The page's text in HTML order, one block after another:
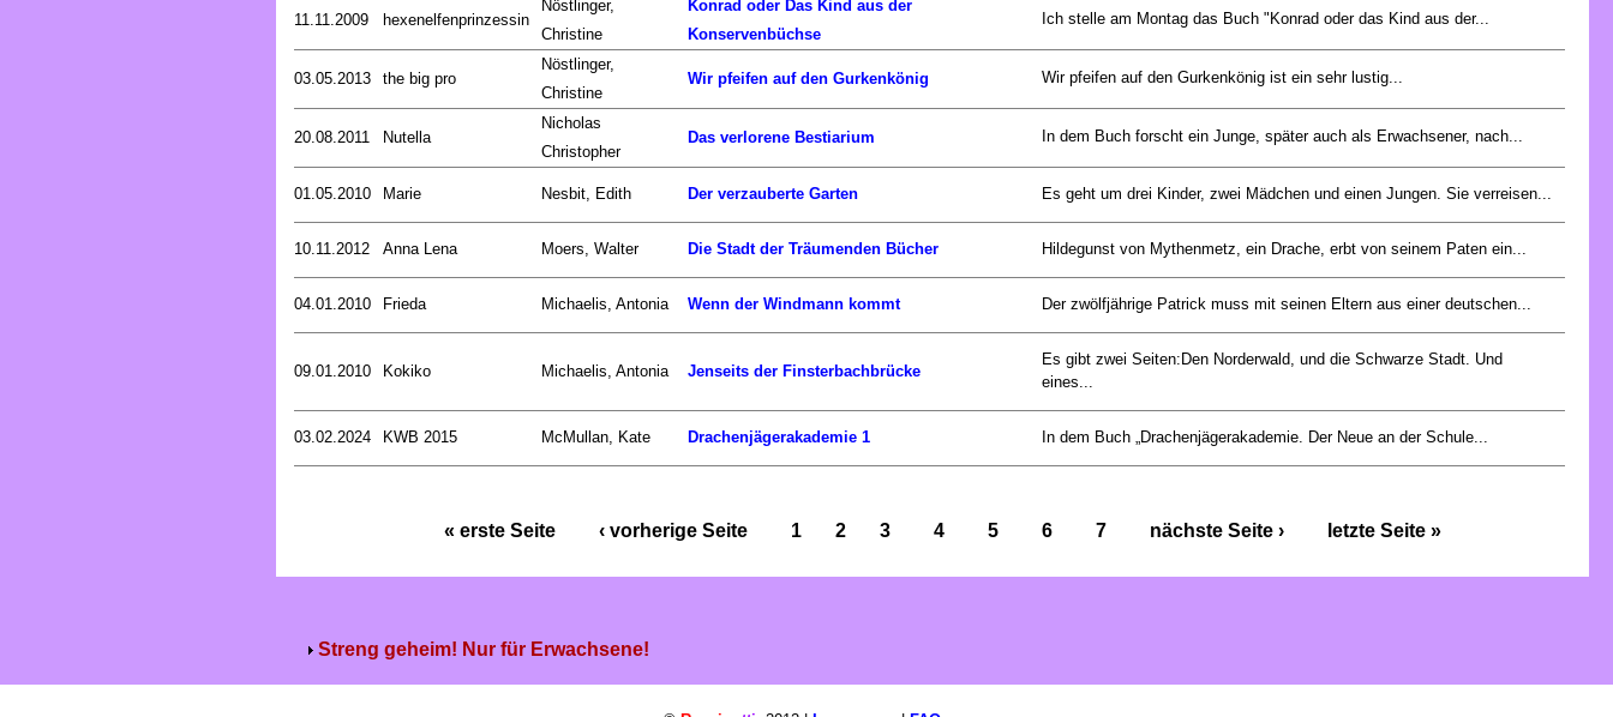
11.11.2009 hexenelfenprinzessin
Nöstlinger,
Christine
Konrad oder Das Kind aus der
Konservenbüchse
Ich stelle am Montag das Buch "Konrad oder das Kind aus der...
03.05.2013 the big pro
Nöstlinger,
Christine
Wir pfeifen auf den Gurkenkönig Wir pfeifen auf den Gurkenkönig ist ein sehr lustig...
20.08.2011 Nutella
Nicholas
Christopher
Das verlorene Bestiarium In dem Buch forscht ein Junge, später auch als Erwachsener, nach...
01.05.2010 Marie Nesbit, Edith Der verzauberte Garten Es geht um drei Kinder, zwei Mädchen und einen Jungen. Sie verreisen...
10.11.2012 Anna Lena Moers, Walter Die Stadt der Träumenden Bücher Hildegunst von Mythenmetz, ein Drache, erbt von seinem Paten ein...
04.01.2010 Frieda Michaelis, Antonia Wenn der Windmann kommt Der zwölfjährige Patrick muss mit seinen Eltern aus einer deutschen...
09.01.2010 Kokiko Michaelis, Antonia Jenseits der Finsterbachbrücke
Es gibt zwei Seiten:Den Norderwald, und die Schwarze Stadt. Und
eines...
03.02.2024 KWB 2015 McMullan, Kate Drachenjägerakademie 1 In dem Buch „Drachenjägerakademie. Der Neue an der Schule...
« erste Seite ‹ vorherige Seite 1 2 3 4 5 6 7 nächste Seite › letzte Seite »
Streng geheim! Nur für Erwachsene!